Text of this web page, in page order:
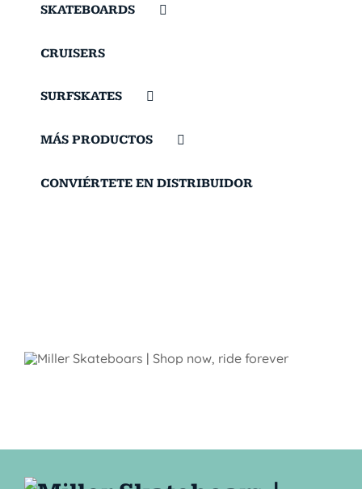
SKATEBOARDS
CRUISERS
SURFSKATES
MÁS PRODUCTOS
CONVIÉRTETE EN DISTRIBUIDOR